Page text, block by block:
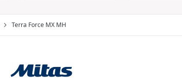
Terra Force MX MH